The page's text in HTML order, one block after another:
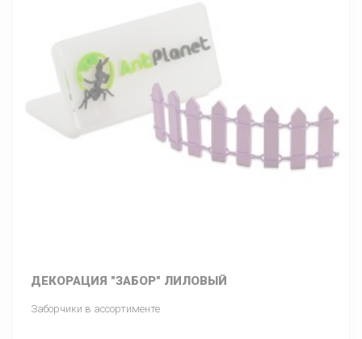
ДЕКОРАЦИЯ "ЗАБОР" ЛИЛОВЫЙ
Заборчики в ассортименте